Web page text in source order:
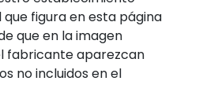
figura en esta página
que en la imagen
fabricante aparezcan
no incluidos en el